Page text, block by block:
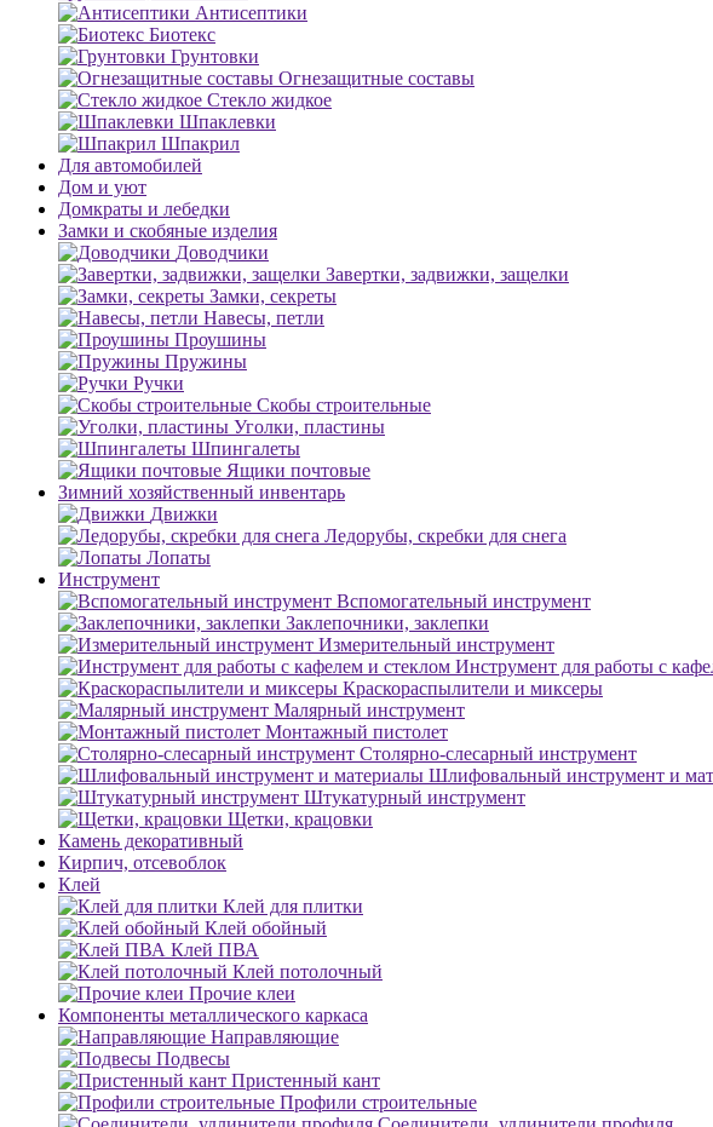
Антисептики
Биотекс
Грунтовки
Огнезащитные составы
Стекло жидкое
Шпаклевки
Шпакрил
Для автомобилей
Дом и уют
Домкраты и лебедки
Замки и скобяные изделия
Доводчики
Завертки, задвижки, защелки
Замки, секреты
Навесы, петли
Проушины
Пружины
Ручки
Скобы строительные
Уголки, пластины
Шпингалеты
Ящики почтовые
Зимний хозяйственный инвентарь
Движки
Ледорубы, скребки для снега
Лопаты
Инструмент
Вспомогательный инструмент
Заклепочники, заклепки
Измерительный инструмент
Инструмент для работы с
Краскораспылители и миксеры
Малярный инструмент
Монтажный пистолет
Столярно-слесарный инструмент
Шлифовальный инструмент и
Штукатурный инструмент
Щетки, крацовки
Камень декоративный
Кирпич, отсевоблок
Клей
Клей для плитки
Клей обойный
Клей ПВА
Клей потолочный
Прочие клеи
Компоненты металлического каркаса
Направляющие
Подвесы
Пристенный кант
Профили строительные